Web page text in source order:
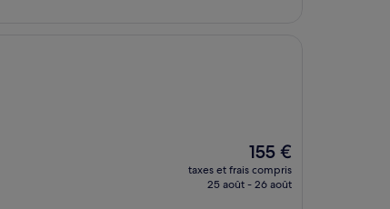
Le
nouveau
prix
155 €
taxes et frais compris
25 août - 26 août